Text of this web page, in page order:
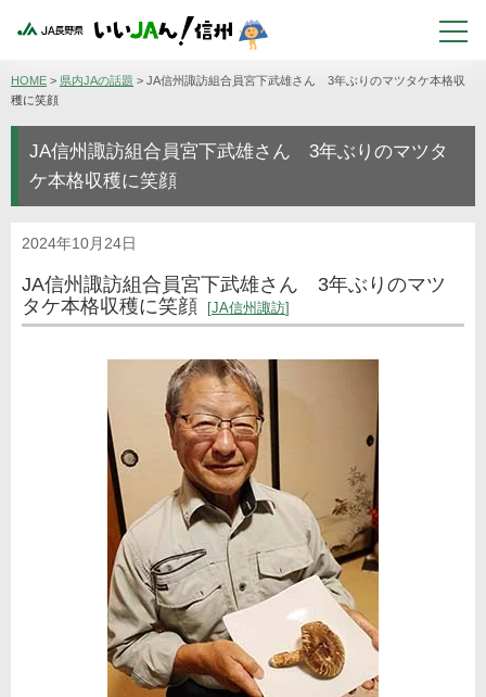
HOME > 県内JAの話題 > JA信州諏訪組合員宮下武雄さん 3年ぶりのマツタケ本格収
穫に笑顔
JA信州諏訪組合員宮下武雄さん 3年ぶりのマツタ
ケ本格収穫に笑顔
2024年10月24日
JA信州諏訪組合員宮下武雄さん 3年ぶりのマツ
タケ本格収穫に笑顔
JA信州諏訪